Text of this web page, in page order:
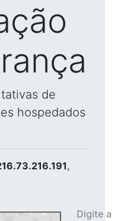
de
hospedados
,
Digite